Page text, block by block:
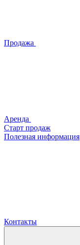
Продажа
Аренда
Старт продаж
Полезная информация
Контакты